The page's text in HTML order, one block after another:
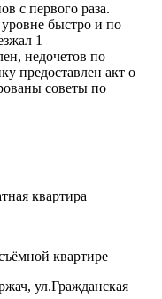
с первого раза.
быстро и по
1
недочетов по
предоставлен акт о
советы по
квартира
квартире
ул.Гражданская